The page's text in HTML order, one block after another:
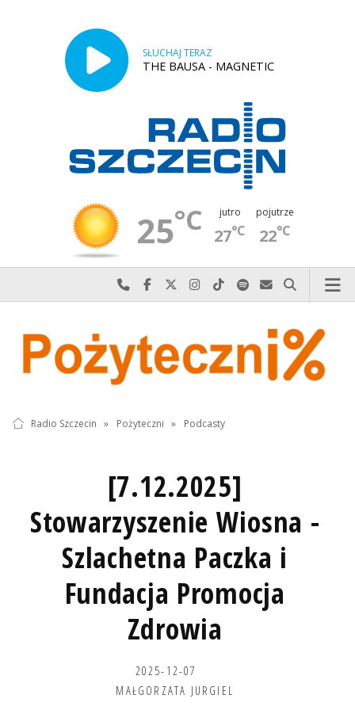
SŁUCHAJ TERAZ
THE BAUSA - MAGNETIC
25°C jutro
27°C
pojutrze
22°C
Najlepiej po prostu do nas zadzwoń
Odwiedź nas na Facebook-u
Odwiedź nas na X
Odwiedź nas na Instagram-ie
Odwiedź nas na TikTok-u
Szukaj nas na Spotify
Wyślij do nas
Szukaj
Radio Szczecin » Pożyteczni » Podcasty
[7.12.2025]
Stowarzyszenie Wiosna -
Szlachetna Paczka i
Fundacja Promocja
Zdrowia
2025-12-07
MAŁGORZATA JURGIEL